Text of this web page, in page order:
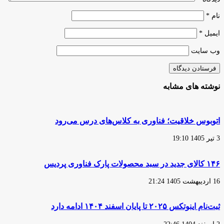
سازمان
نام *
ایمیل *
وب‌ سایت
نوشته های مشابه
اتوبوس خلاقیت؛ فناوری به کلاس‌های درس می‌رود
3 تیر 1405 19:10
۱۴۶ کالای جدید در سبد محصولات پارک فناوری پردیس
16 اردیبهشت 1405 21:24
ثبت‌نام اینوتکس ۲۰۲۵ تا پایان اسفند ۱۴۰۴ ادامه دارد